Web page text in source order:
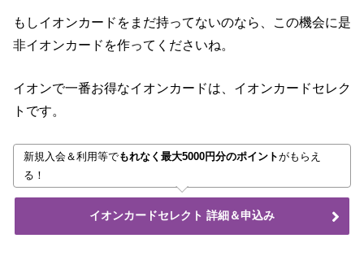
もしイオンカードをまだ持ってないのなら、この機会に是
非イオンカードを作ってくださいね。
イオンで一番お得なイオンカードは、イオンカードセレク
トです。
新規入会＆利用等でもれなく最大5000円分のポイントがもらえ
る！
イオンカードセレクト 詳細＆申込み